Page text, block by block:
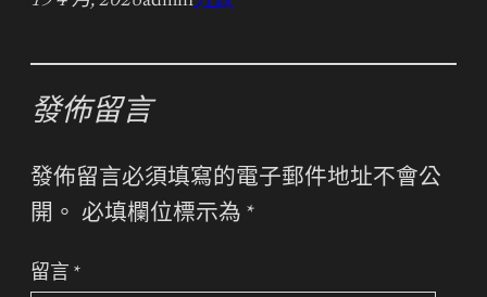
發佈留言
發佈留言必須填寫的電子郵件地址不會公
開。 必填欄位標示為 *
留言 *